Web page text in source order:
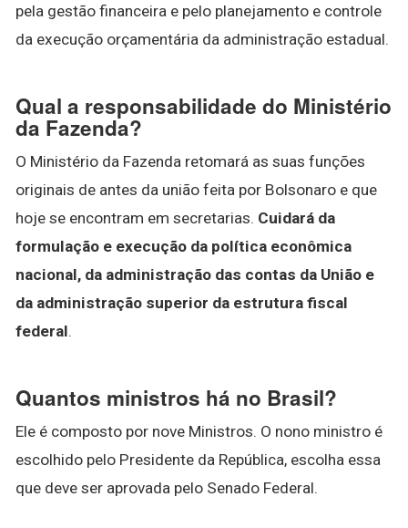
pela gestão financeira e pelo planejamento e controle
da execução orçamentária da administração estadual.
Qual a responsabilidade do Ministério
da Fazenda?
O Ministério da Fazenda retomará as suas funções
originais de antes da união feita por Bolsonaro e que
hoje se encontram em secretarias. Cuidará da
formulação e execução da política econômica
nacional, da administração das contas da União e
da administração superior da estrutura fiscal
federal.
Quantos ministros há no Brasil?
Ele é composto por nove Ministros. O nono ministro é
escolhido pelo Presidente da República, escolha essa
que deve ser aprovada pelo Senado Federal.